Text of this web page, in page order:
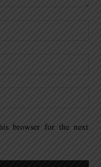
browser for the next